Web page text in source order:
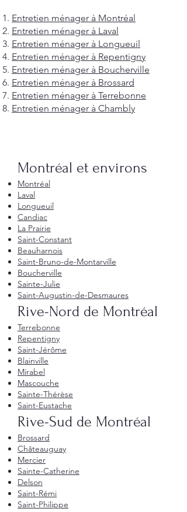
Entretien ménager à Montréal
Entretien ménager à Laval
Entretien ménager à Longueuil
Entretien ménager à Repentigny
Entretien ménager à Boucherville
Entretien ménager à Brossard
Entretien ménager à Terrebonne
Entretien ménager à Chambly
Montréal et environs
Montréal
Laval
Longueuil
Candiac
La Prairie
Saint-Constant
Beauharnois
Saint-Bruno-de-Montarville
Boucherville
Sainte-Julie
Saint-Augustin-de-Desmaures
Rive-Nord de Montréal
Terrebonne
Repentigny
Saint-Jérôme
Blainville
Mirabel
Mascouche
Sainte-Thérèse
Saint-Eustache
Rive-Sud de Montréal
Brossard
Châteauguay
Mercier
Sainte-Catherine
Delson
Saint-Rémi
Saint-Philippe